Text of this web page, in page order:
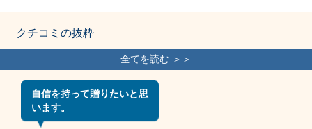
クチコミの抜粋
自信を持って贈りたいと思
います。